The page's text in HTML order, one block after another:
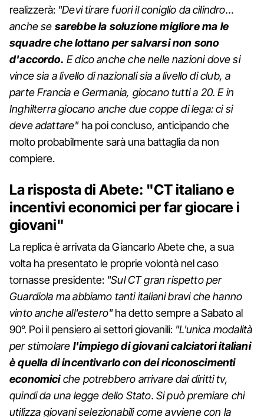
realizzerà: "Devi tirare fuori il coniglio da cilindro…
anche se sarebbe la soluzione migliore ma le
squadre che lottano per salvarsi non sono
d'accordo. E dico anche che nelle nazioni dove si
vince sia a livello di nazionali sia a livello di club, a
parte Francia e Germania, giocano tutti a 20. E in
Inghilterra giocano anche due coppe di lega: ci si
deve adattare"ha poi concluso, anticipando che
molto probabilmente sarà una battaglia da non
compiere.
La risposta di Abete: "CT italiano e
incentivi economici per far giocare i
giovani"
La replica è arrivata da Giancarlo Abete che, a sua
volta ha presentato le proprie volontà nel caso
tornasse presidente: "Sul CT gran rispetto per
Guardiola ma abbiamo tanti italiani bravi che hanno
vinto anche all'estero"ha detto sempre a Sabato al
90°. Poi il pensiero ai settori giovanili: "L'unica modalità
per stimolare l'impiego di giovani calciatori italiani
è quella di incentivarlo con dei riconoscimenti
economiciche potrebbero arrivare dai diritti tv,
quindi da una legge dello Stato. Si può premiare chi
utilizza giovani selezionabili come avviene con la